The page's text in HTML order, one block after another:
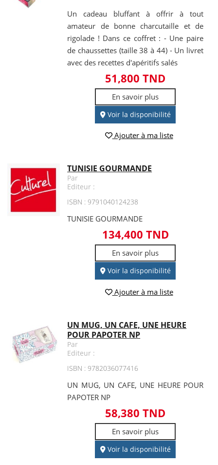
Un cadeau bluffant à offrir à tout
amateur de bonne charcutaille et de
rigolade ! Dans ce coffret : - Une paire
de chaussettes (taille 38 à 44) - Un livret
avec des recettes d'apéritifs salés
51,800 TND
En savoir plus
Voir la disponibilité
Ajouter à ma liste
TUNISIE GOURMANDE
Par
Editeur :
ISBN : 9791040124238
TUNISIE GOURMANDE
134,400 TND
En savoir plus
Voir la disponibilité
Ajouter à ma liste
UN MUG, UN CAFE, UNE HEURE
POUR PAPOTER NP
Par
Editeur :
ISBN : 9782036077416
UN MUG, UN CAFE, UNE HEURE POUR
PAPOTER NP
58,380 TND
En savoir plus
Voir la disponibilité